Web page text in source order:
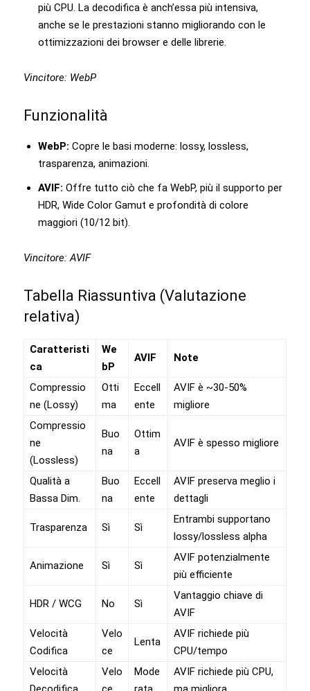
più CPU. La decodifica è anch’essa più intensiva,
anche se le prestazioni stanno migliorando con le
ottimizzazioni dei browser e delle librerie.
Vincitore: WebP
Funzionalità
WebP: Copre le basi moderne: lossy, lossless,
trasparenza, animazioni.
AVIF: Offre tutto ciò che fa WebP, più il supporto per
HDR, Wide Color Gamut e profondità di colore
maggiori (10/12 bit).
Vincitore: AVIF
Tabella Riassuntiva (Valutazione
relativa)
Caratteristi
ca
We
bP
AVIF Note
Compressio
ne (Lossy)
Otti
ma
Eccell
ente
AVIF è ~30-50%
migliore
Compressio
ne
(Lossless)
Buo
na
Ottim
a
AVIF è spesso migliore
Qualità a
Bassa Dim.
Buo
na
Eccell
ente
AVIF preserva meglio i
dettagli
Trasparenza Sì Sì
Entrambi supportano
lossy/lossless alpha
Animazione Sì Sì
AVIF potenzialmente
più efficiente
HDR / WCG No Sì
Vantaggio chiave di
AVIF
Velocità
Codifica
Velo
ce
Lenta
AVIF richiede più
CPU/tempo
Velocità
Velo
Mode
AVIF richiede più CPU,